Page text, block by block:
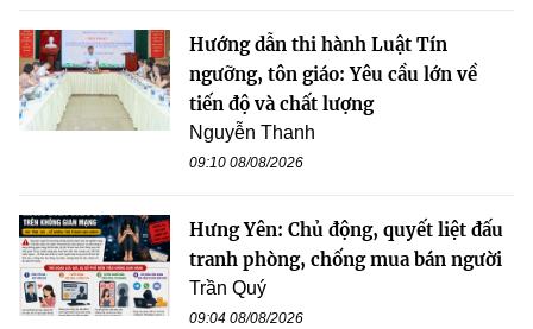
Hướng dẫn thi hành Luật Tín
ngưỡng, tôn giáo: Yêu cầu lớn về
tiến độ và chất lượng
Nguyễn Thanh
09:10 08/08/2026
Hưng Yên: Chủ động, quyết liệt đấu
tranh phòng, chống mua bán người
Trần Quý
09:04 08/08/2026